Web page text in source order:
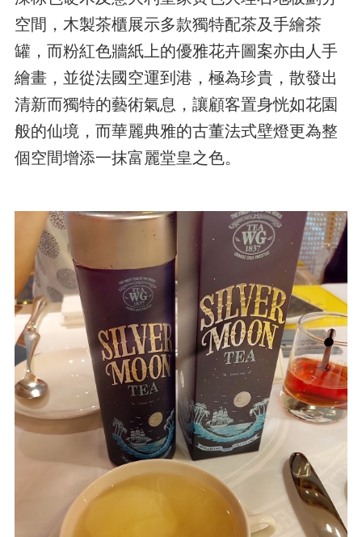
空間，木製茶櫃展示多款獨特配茶及手繪茶
罐，而粉紅色牆紙上的優雅花卉圖案亦由人手
繪畫，並從法國空運到港，極為珍貴，散發出
清新而獨特的藝術氣息，讓顧客置身恍如花園
般的仙境，而華麗典雅的古董法式壁燈更為整
個空間增添一抹富麗堂皇之色。